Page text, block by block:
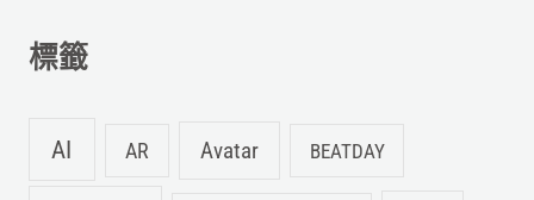
:標籤
AI AR Avatar BEATDAY